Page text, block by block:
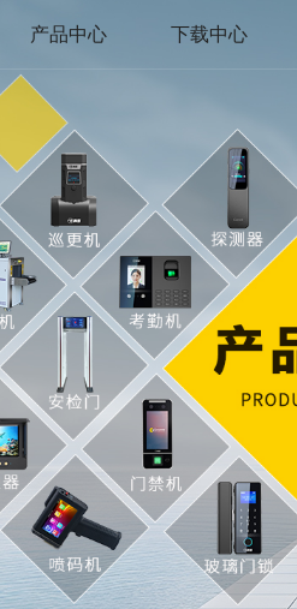
产品中心 下载中心